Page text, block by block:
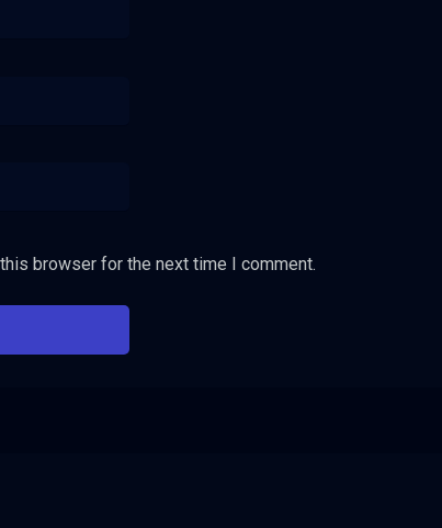
browser for the next time I comment.